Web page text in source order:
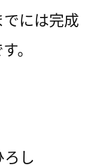
には完成
。
し